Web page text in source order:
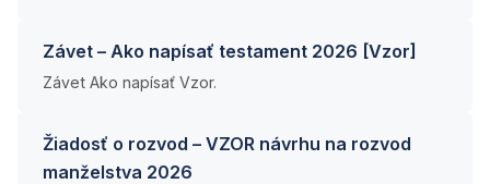
Závet – Ako napísať testament 2026 [Vzor]
Závet Ako napísať Vzor.
Žiadosť o rozvod – VZOR návrhu na rozvod
manželstva 2026